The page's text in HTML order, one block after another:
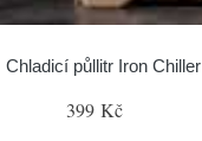
Chladicí půllitr Iron Chiller
399 Kč